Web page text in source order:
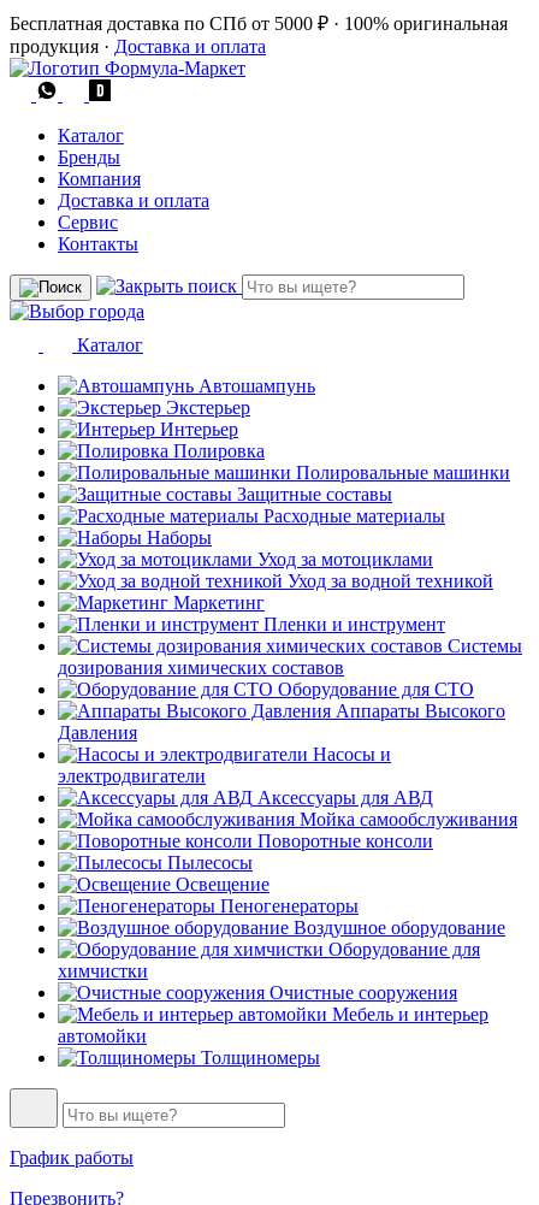
Бесплатная доставка по СПб от 5000 ₽ · 100% оригинальная
продукция · Доставка и оплата
Каталог
Бренды
Компания
Доставка и оплата
Сервис
Контакты
Каталог
Автошампунь
Экстерьер
Интерьер
Полировка
Полировальные машинки
Защитные составы
Расходные материалы
Наборы
Уход за мотоциклами
Уход за водной техникой
Маркетинг
Пленки и инструмент
Системы
дозирования химических составов
Оборудование для СТО
Аппараты Высокого
Давления
Насосы и
электродвигатели
Аксессуары для АВД
Мойка самообслуживания
Поворотные консоли
Пылесосы
Освещение
Пеногенераторы
Воздушное оборудование
Оборудование для
химчистки
Очистные сооружения
Мебель и интерьер
автомойки
Толщиномеры
График работы
Перезвонить?